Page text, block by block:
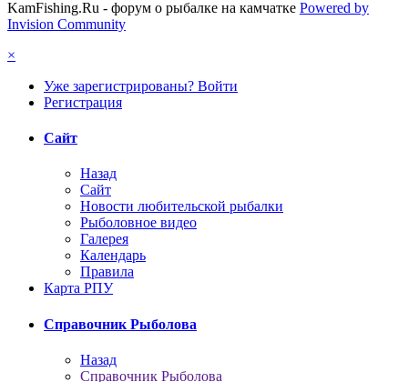
KamFishing.Ru - форум о рыбалке на камчатке Powered by
Invision Community
×
Уже зарегистрированы? Войти
Регистрация
Сайт
Назад
Сайт
Новости любительской рыбалки
Рыболовное видео
Галерея
Календарь
Правила
Карта РПУ
Справочник Рыболова
Назад
Справочник Рыболова